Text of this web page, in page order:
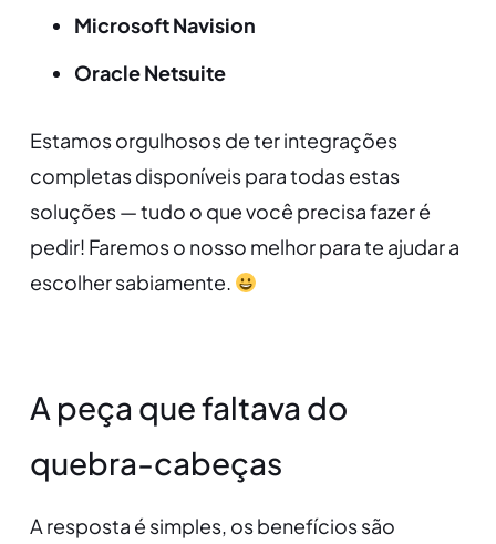
Microsoft Navision
Oracle Netsuite
Estamos orgulhosos de ter integrações
completas disponíveis para todas estas
soluções — tudo o que você precisa fazer é
pedir! Faremos o nosso melhor para te ajudar a
escolher sabiamente.
A peça que faltava do
quebra-cabeças
A resposta é simples, os benefícios são